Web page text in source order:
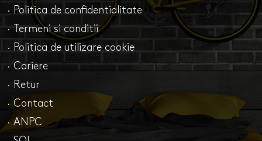
· Politica de confidentialitate
· Termeni si conditii
· Politica de utilizare cookie
· Cariere
· Retur
· Contact
· ANPC